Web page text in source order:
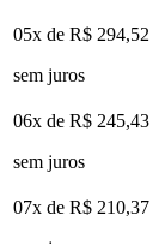
05x de R$ 294,52
sem juros
06x de R$ 245,43
sem juros
07x de R$ 210,37